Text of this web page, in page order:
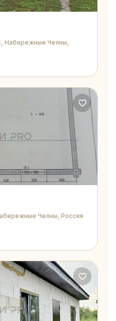
Набережные Челны,
Челны, Россия